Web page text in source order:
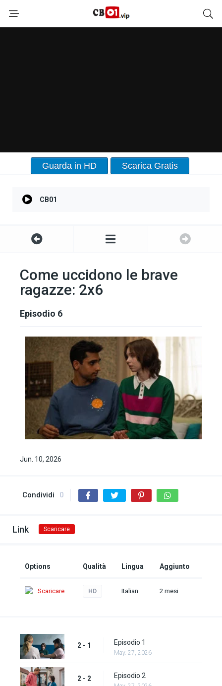
Guarda in HD Scarica Gratis
CB01
Come uccidono le brave
ragazze: 2x6
Episodio 6
Jun. 10, 2026
Condividi 0
Link Scaricare
Options Qualità Lingua Aggiunto
Scaricare HD Italian 2 mesi
2 - 1 Episodio 1
May. 27, 2026
2 - 2 Episodio 2